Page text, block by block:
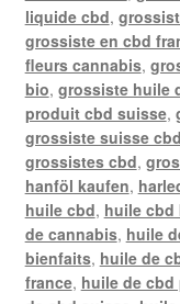
liquide cbd,
grossiste en cbd
fleurs cannabis,
bio, grossiste huile
produit cbd suisse,
grossiste suisse cbd
grossistes cbd,
hanföl kaufen,
huile cbd, huile cbd
de cannabis, huile
bienfaits, huile de
france, huile de cbd